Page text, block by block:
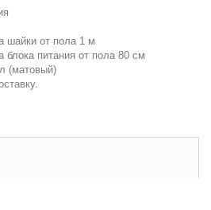
шайки от пола 1 м
блока питания от пола 80 см
(матовый)